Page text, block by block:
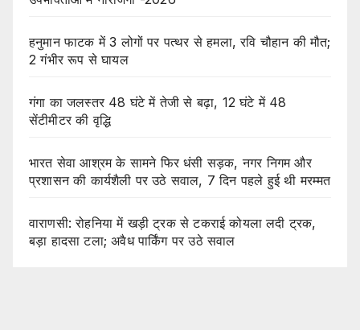
हनुमान फाटक में 3 लोगों पर पत्थर से हमला, रवि चौहान की मौत;
2 गंभीर रूप से घायल
गंगा का जलस्तर 48 घंटे में तेजी से बढ़ा, 12 घंटे में 48
सेंटीमीटर की वृद्धि
भारत सेवा आश्रम के सामने फिर धंसी सड़क, नगर निगम और
प्रशासन की कार्यशैली पर उठे सवाल, 7 दिन पहले हुई थी मरम्मत
वाराणसी: रोहनिया में खड़ी ट्रक से टकराई कोयला लदी ट्रक,
बड़ा हादसा टला; अवैध पार्किंग पर उठे सवाल